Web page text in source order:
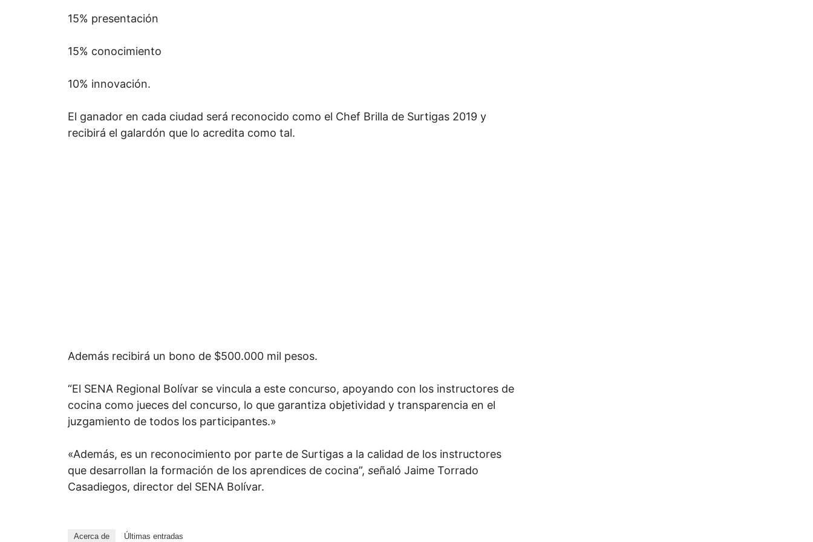
15% presentación
15% conocimiento
10% innovación.
El ganador en cada ciudad será reconocido como el Chef Brilla de Surtigas 2019 y
recibirá el galardón que lo acredita como tal.
Además recibirá un bono de $500.000 mil pesos.
“El SENA Regional Bolívar se vincula a este concurso, apoyando con los instructores de
cocina como jueces del concurso, lo que garantiza objetividad y transparencia en el
juzgamiento de todos los participantes.»
«Además, es un reconocimiento por parte de Surtigas a la calidad de los instructores
que desarrollan la formación de los aprendices de cocina”, señaló Jaime Torrado
Casadiegos, director del SENA Bolívar.
Acerca de Últimas entradas